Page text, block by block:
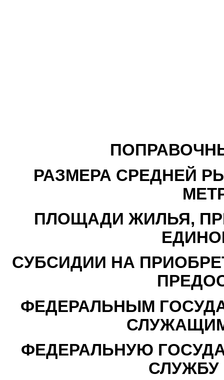
РАЗМЕРА СРЕДНЕЙ
ПЛОЩАДИ ЖИЛЬЯ,
СУБСИДИИ НА
ФЕДЕРАЛЬНЫМ
ФЕДЕРАЛЬНУЮ
СЛУЖБУ